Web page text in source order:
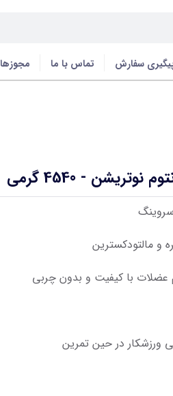
سفارش تماس با ما مجوزها
- 4540 گرمی
و مالتودکسترین
با کیفیت و بدون چربی
ورزشکار در حین تمرین